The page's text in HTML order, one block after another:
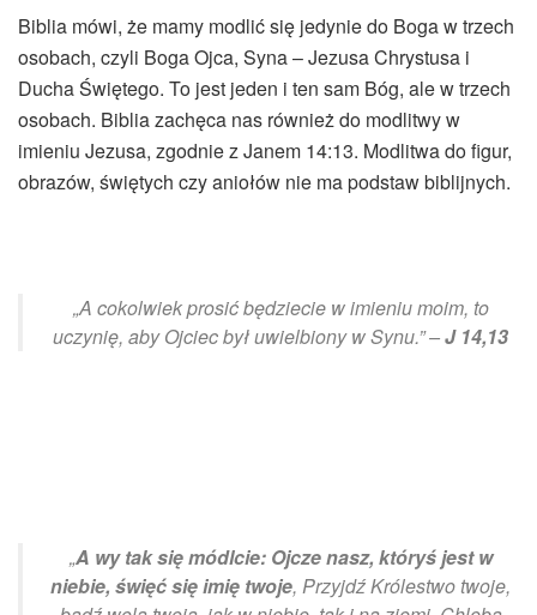
Biblia mówi, że mamy modlić się jedynie do Boga w trzech
osobach, czyli Boga Ojca, Syna – Jezusa Chrystusa i
Ducha Świętego. To jest jeden i ten sam Bóg, ale w trzech
osobach. Biblia zachęca nas również do modlitwy w
imieniu Jezusa, zgodnie z Janem 14:13. Modlitwa do figur,
obrazów, świętych czy aniołów nie ma podstaw biblijnych.
„A cokolwiek prosić będziecie w imieniu moim, to
uczynię, aby Ojciec był uwielbiony w Synu.” –J 14,13
„A wy tak się módlcie: Ojcze nasz, któryś jest w
niebie, święć się imię twoje, Przyjdź Królestwo twoje,